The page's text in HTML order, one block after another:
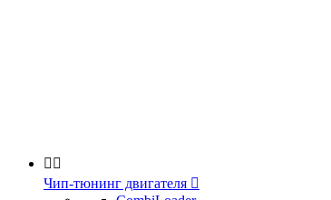
 
Чип-тюнинг двигателя 